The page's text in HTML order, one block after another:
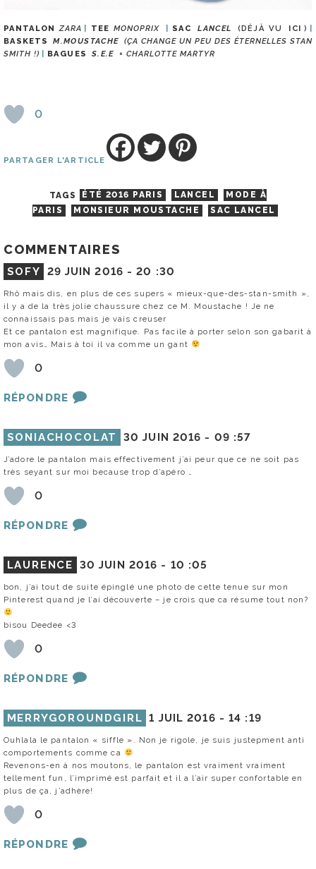
PANTALON ZARA TEE MONOPRIX SAC LANCEL (DÉJÀ VU ICI )
BASKETS
M.MOUSTACHE (ÇA CHANGE UN PEU DES ÉTERNELLES STAN
SMITH !)
BAGUES S.E.E + CHARLOTTE MARTYR
0
PARTAGER L'ARTICLE
TAGS ÉTÉ 2016 PARIS LANCEL
MODE À
PARIS
MONSIEUR MOUSTACHE SAC LANCEL
COMMENTAIRES
SOFY 29 JUIN 2016 -20 :30
Rhô mais dis, en plus de ces supers « mieux-que-des-stan-smith »,
il y a de la très jolie chaussure chez ce M. Moustache ! Je ne
connaissais pas mais je vais creuser
Et ce pantalon est magnifique. Pas facile à porter selon son gabarit à
mon avis… Mais à toi il va comme un gant
0
RÉPONDRE
SONIACHOCOLAT 30 JUIN 2016 - 09 :57
J’adore le pantalon mais effectivement j’ai peur que ce ne soit pas
très seyant sur moi because trop d’apéro …
0
RÉPONDRE
LAURENCE 30 JUIN 2016 - 10 :05
bon, j’ai tout de suite épinglé une photo de cette tenue sur mon
Pinterest quand je l’ai découverte – je crois que ca résume tout non?
bisou Deedee <3
0
RÉPONDRE
MERRYGOROUNDGIRL 1 JUIL 2016 -14 :19
Ouhlala le pantalon « siffle ». Non je rigole, je suis justepment anti
comportements comme ca
Revenons-en à nos moutons, le pantalon est vraiment vraiment
tellement fun, l’imprimé est parfait et il a l’air super confortable en
plus de ça, j’adhère!
0
RÉPONDRE